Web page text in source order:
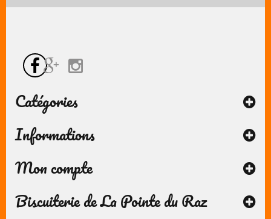
Catégories
Informations
Mon compte
Biscuiterie de La Pointe du Raz